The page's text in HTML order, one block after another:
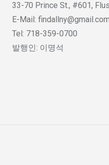
33-70 Prince St., #601,
E-Mail: findallny@gmail.com
Tel: 718-359-0700
발행인: 이명석